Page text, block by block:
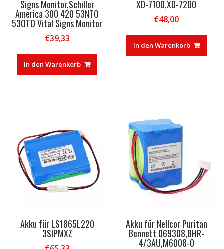
Signs Monitor,Schiller
America 300 420 53NTO
53OTO Vital Signs Monitor
€39,33
In den Warenkorb
XD-7100,XD-7200
€48,00
In den Warenkorb
Akku für LS1865L220
3SIPMXZ
Akku für Nellcor Puritan
Bennett 069308,8HR-
4/3AU,M6008-0